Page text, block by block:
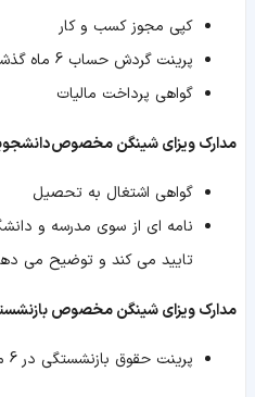
کپی مجوز کسب و کار
پرینت گردش حساب 6 ماه گذشته شرکت
گواهی پرداخت مالیات
مدارک ویزای شینگن مخصوص
گواهی اشتغال به تحصیل
نامه ای از سوی مدرسه و
تایید می کند و توضیح می
مدارک ویزای شینگن مخصوص
پرینت حقوق بازنشستگی در 6 ماه گذشته